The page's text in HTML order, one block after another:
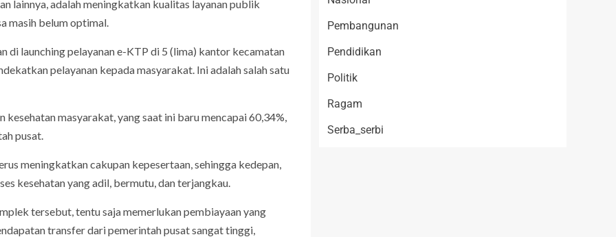
lainnya, adalah meningkatkan kualitas layanan publik
masih belum optimal.
di launching pelayanan e-KTP di 5 (lima) kantor kecamatan
pelayanan kepada masyarakat. Ini adalah salah satu
masyarakat, yang saat ini baru mencapai 60,34%,
pusat.
meningkatkan cakupan kepesertaan, sehingga kedepan,
kesehatan yang adil, bermutu, dan terjangkau.
tersebut, tentu saja memerlukan pembiayaan yang
transfer dari pemerintah pusat sangat tinggi,
Pembangunan
Pendidikan
Politik
Ragam
Serba_serbi